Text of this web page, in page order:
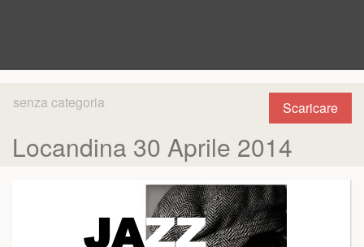
Scaricare
senza categoria
Locandina 30 Aprile 2014